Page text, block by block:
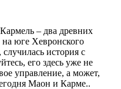
– два древних
на юге Хевронского
история с
его здесь уже не
управление, а может,
Маон и Карме..